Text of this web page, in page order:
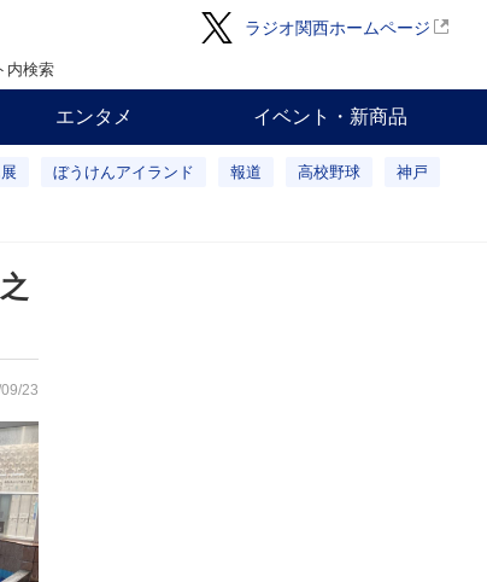
ラジオ関西ホームページ
内検索
エンタメ イベント・新商品
ぼうけんアイランド 報道 高校野球 神戸
23